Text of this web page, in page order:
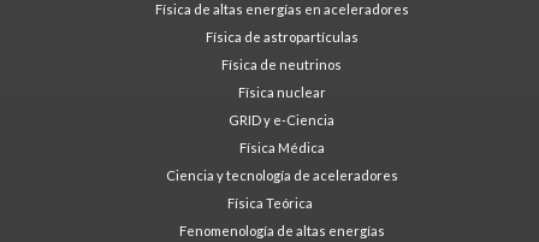
Física de altas energías en aceleradores
Física de astropartículas
Física de neutrinos
Física nuclear
GRID y e-Ciencia
Física Médica
Ciencia y tecnología de aceleradores
Física Teórica
Fenomenología de altas energías